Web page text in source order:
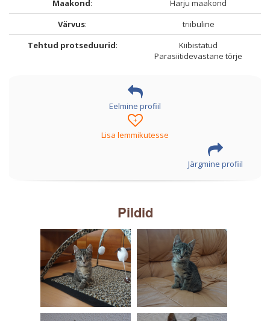
Maakond:
Harju maakond
Värvus:
triibuline
Tehtud protseduurid:
Kiibistatud
Parasiitidevastane tõrje
Eelmine profiil
+
Lisa lemmikutesse
Järgmine profiil
Pildid